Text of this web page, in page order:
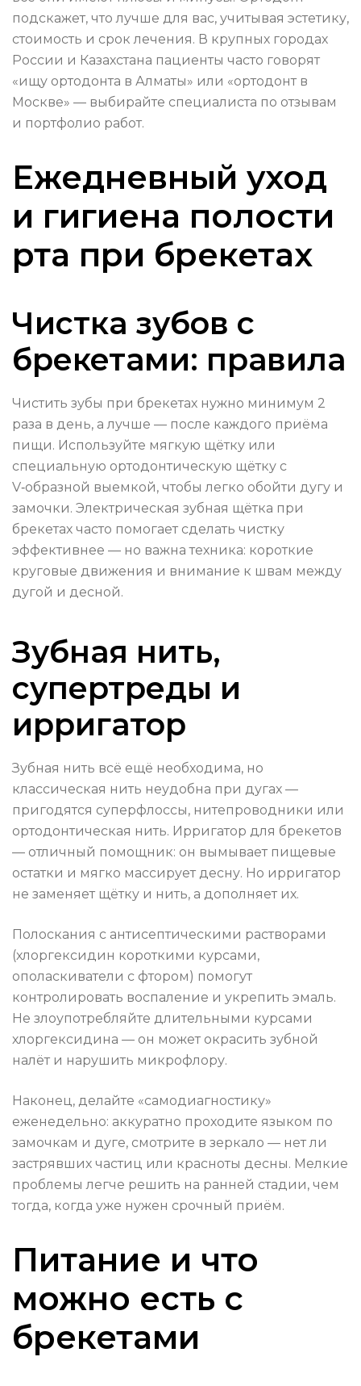
подскажет, что лучше для вас, учитывая эстетику,
стоимость и срок лечения. В крупных городах
России и Казахстана пациенты часто говорят
«ищу ортодонта в Алматы» или «ортодонт в
Москве» — выбирайте специалиста по отзывам
и портфолио работ.
Ежедневный уход
и гигиена полости
рта при брекетах
Чистка зубов с
брекетами: правила
Чистить зубы при брекетах нужно минимум 2
раза в день, а лучше — после каждого приёма
пищи. Используйте мягкую щётку или
специальную ортодонтическую щётку с
V‑образной выемкой, чтобы легко обойти дугу и
замочки. Электрическая зубная щётка при
брекетах часто помогает сделать чистку
эффективнее — но важна техника: короткие
круговые движения и внимание к швам между
дугой и десной.
Зубная нить,
супертреды и
ирригатор
Зубная нить всё ещё необходима, но
классическая нить неудобна при дугах —
пригодятся суперфлоссы, нитепроводники или
ортодонтическая нить. Ирригатор для брекетов
— отличный помощник: он вымывает пищевые
остатки и мягко массирует десну. Но ирригатор
не заменяет щётку и нить, а дополняет их.
Полоскания с антисептическими растворами
(хлоргексидин короткими курсами,
ополаскиватели с фтором) помогут
контролировать воспаление и укрепить эмаль.
Не злоупотребляйте длительными курсами
хлоргексидина — он может окрасить зубной
налёт и нарушить микрофлору.
Наконец, делайте «самодиагностику»
еженедельно: аккуратно проходите языком по
замочкам и дуге, смотрите в зеркало — нет ли
застрявших частиц или красноты десны. Мелкие
проблемы легче решить на ранней стадии, чем
тогда, когда уже нужен срочный приём.
Питание и что
можно есть с
брекетами